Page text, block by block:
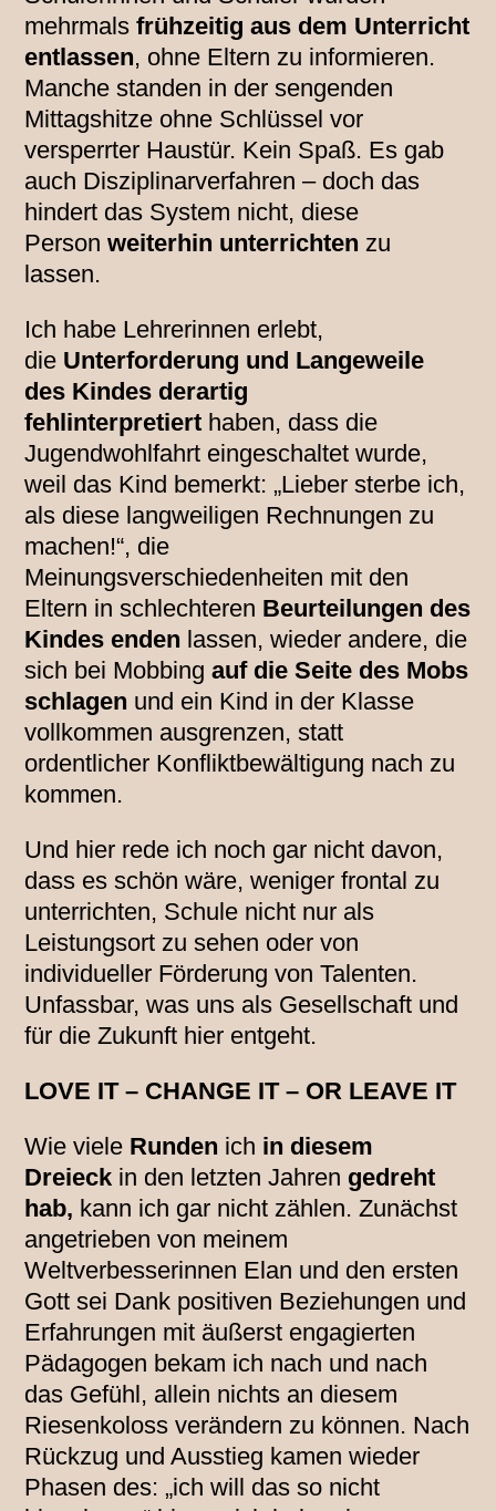
mehrmalsfrühzeitig aus dem Unterricht
entlassen, ohne Eltern zu informieren.
Manche standen in der sengenden
Mittagshitze ohne Schlüssel vor
versperrter Haustür. Kein Spaß. Es gab
auch Disziplinarverfahren – doch das
hindert das System nicht, diese
Personweiterhin unterrichten zu
lassen.
Ich habe Lehrerinnen erlebt,
die Unterforderung und Langeweile
des Kindes derartig
fehlinterpretiert haben, dass die
Jugendwohlfahrt eingeschaltet wurde,
weil das Kind bemerkt: „Lieber sterbe ich,
als diese langweiligen Rechnungen zu
machen!“, die
Meinungsverschiedenheiten mit den
Eltern in schlechteren Beurteilungen des
Kindes enden lassen, wieder andere, die
sich bei Mobbingauf die Seite des Mobs
schlagen und ein Kind in der Klasse
vollkommen ausgrenzen, statt
ordentlicher Konfliktbewältigung nach zu
kommen.
Und hier rede ich noch gar nicht davon,
dass es schön wäre, weniger frontal zu
unterrichten, Schule nicht nur als
Leistungsort zu sehen oder von
individueller Förderung von Talenten.
Unfassbar, was uns als Gesellschaft und
für die Zukunft hier entgeht.
LOVE IT – CHANGE IT – OR LEAVE IT
Wie viele Runden ich in diesem
Dreieck in den letzten Jahren gedreht
hab, kann ich gar nicht zählen. Zunächst
angetrieben von meinem
Weltverbesserinnen Elan und den ersten
Gott sei Dank positiven Beziehungen und
Erfahrungen mit äußerst engagierten
Pädagogen bekam ich nach und nach
das Gefühl, allein nichts an diesem
Riesenkoloss verändern zu können. Nach
Rückzug und Ausstieg kamen wieder
Phasen des: „ich will das so nicht